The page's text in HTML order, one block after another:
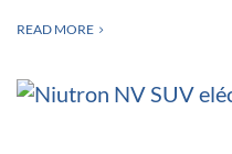
READ MORE